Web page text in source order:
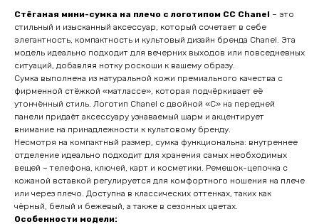
Стёганая мини-сумка на плечо с логотипом CC Chanel – это
стильный и изысканный аксессуар, который сочетает в себе
элегантность, компактность и культовый дизайн бренда Chanel. Эта
модель идеально подходит для вечерних выходов или повседневных
ситуаций, добавляя нотку роскоши к вашему образу.
Сумка выполнена из натуральной кожи премиального качества с
фирменной стёжкой «матлассе», которая подчёркивает её
утончённый стиль. Логотип Chanel с двойной «C» на передней
панели придаёт аксессуару узнаваемый шарм и акцентирует
внимание на принадлежности к культовому бренду.
Несмотря на компактный размер, сумка функциональна: внутреннее
отделение идеально подходит для хранения самых необходимых
вещей – телефона, ключей, карт и косметики. Ремешок-цепочка с
кожаной вставкой регулируется для комфортного ношения на плече
или через плечо. Доступна в классических оттенках, таких как
чёрный, белый и бежевый, а также в сезонных цветах.
Особенности модели: